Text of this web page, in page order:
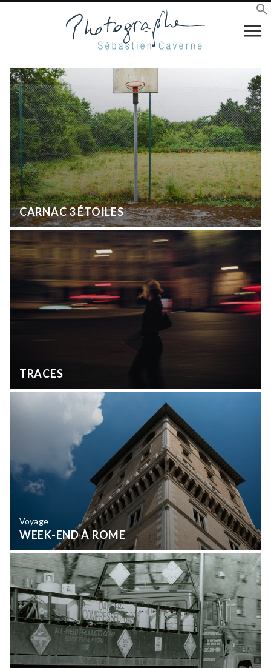
CARNAC 3 ÉTOILES
TRACES
Voyage
WEEK-END À ROME